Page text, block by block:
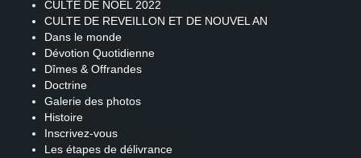
CULTE DE NOEL 2022
CULTE DE REVEILLON ET DE NOUVEL AN
Dans le monde
Dévotion Quotidienne
Dîmes & Offrandes
Doctrine
Galerie des photos
Histoire
Inscrivez-vous
Les étapes de délivrance